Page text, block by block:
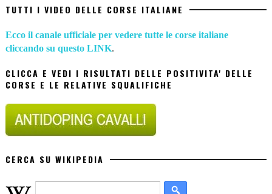
TUTTI I VIDEO DELLE CORSE ITALIANE
Ecco il canale ufficiale per vedere tutte le corse italiane
cliccando su questo LINK.
CLICCA E VEDI I RISULTATI DELLE POSITIVITA' DELLE
CORSE E LE RELATIVE SQUALIFICHE
CERCA SU WIKIPEDIA